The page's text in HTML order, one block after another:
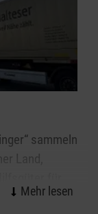
sammeln
Land,
Bürger